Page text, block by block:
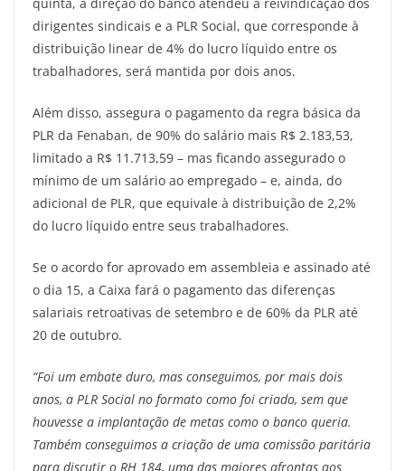
dirigentes sindicais e a PLR Social, que corresponde à
distribuição linear de 4% do lucro líquido entre os
trabalhadores, será mantida por dois anos.
Além disso, assegura o pagamento da regra básica da
PLR da Fenaban, de 90% do salário mais R$ 2.183,53,
limitado a R$ 11.713,59 – mas ficando assegurado o
mínimo de um salário ao empregado – e, ainda, do
adicional de PLR, que equivale à distribuição de 2,2%
do lucro líquido entre seus trabalhadores.
Se o acordo for aprovado em assembleia e assinado até
o dia 15, a Caixa fará o pagamento das diferenças
salariais retroativas de setembro e de 60% da PLR até
20 de outubro.
“Foi um embate duro, mas conseguimos, por mais dois
anos, a PLR Social no formato como foi criado, sem que
houvesse a implantação de metas como o banco queria.
Também conseguimos a criação de uma comissão paritária
para discutir o RH 184, uma das maiores afrontas aos